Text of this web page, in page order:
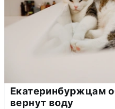
Екатеринбуржцам
вернут воду